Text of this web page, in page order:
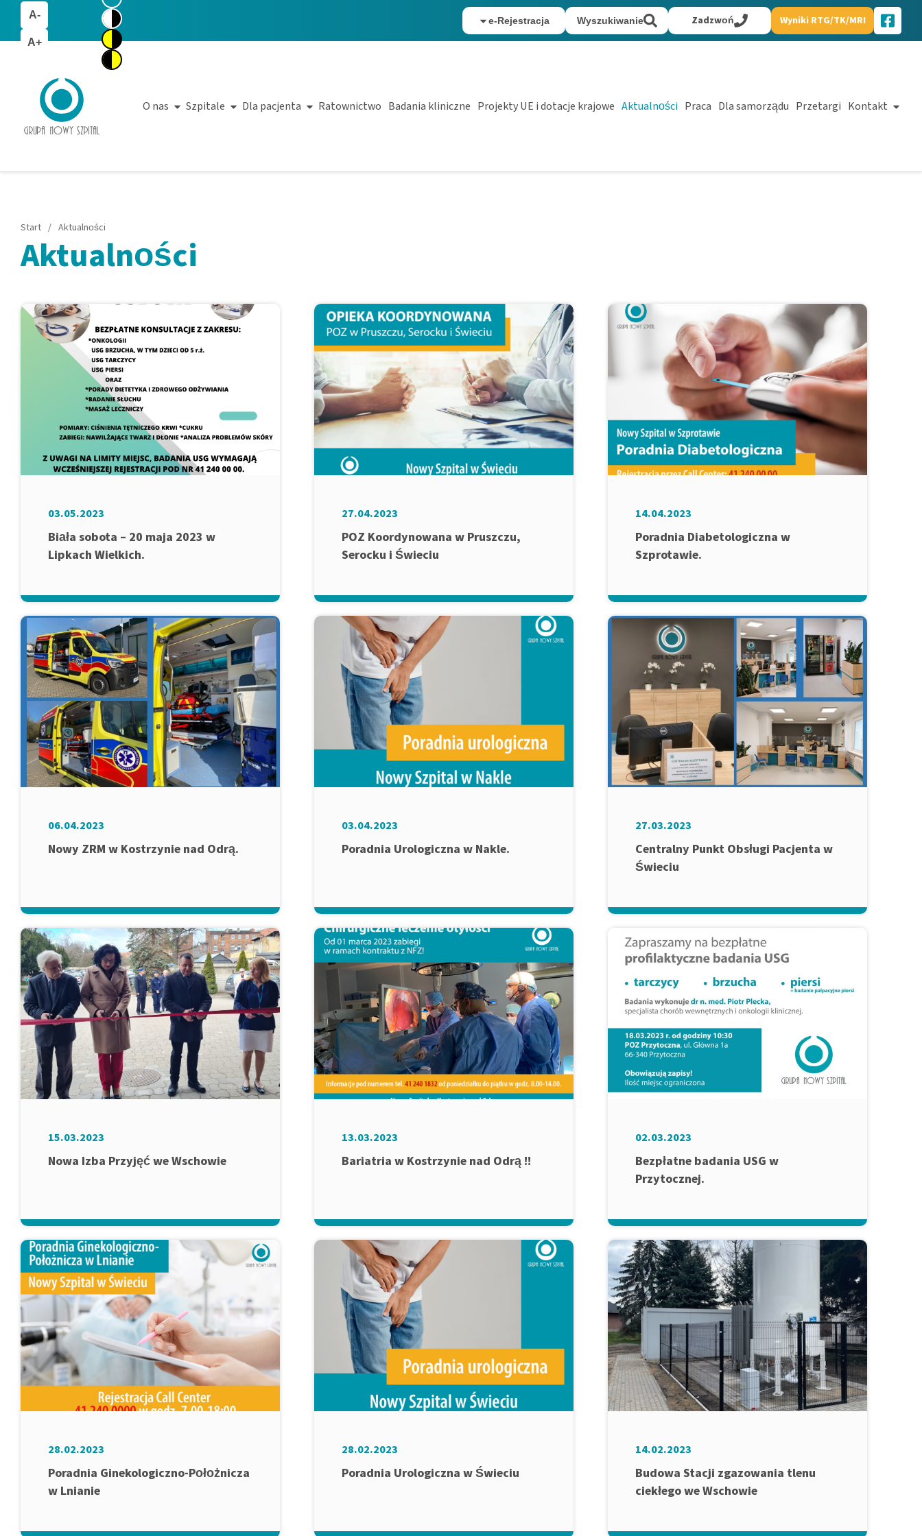
A-
A+
e-Rejestracja Wyszukiwanie Zadzwoń Wyniki RTG/TK/MRI
O nas Szpitale Dla pacjenta Ratownictwo Badania kliniczne Projekty UE i dotacje krajowe Aktualności Praca Dla samorządu Przetargi Kontakt
Start / Aktualności
Aktualności
03.05.2023
Biała sobota – 20 maja 2023 w
Lipkach Wielkich.
27.04.2023
POZ Koordynowana w Pruszczu,
Serocku i Świeciu
14.04.2023
Poradnia Diabetologiczna w
Szprotawie.
06.04.2023
Nowy ZRM w Kostrzynie nad Odrą.
03.04.2023
Poradnia Urologiczna w Nakle.
27.03.2023
Centralny Punkt Obsługi Pacjenta w
Świeciu
15.03.2023
Nowa Izba Przyjęć we Wschowie
13.03.2023
Bariatria w Kostrzynie nad Odrą !!
02.03.2023
Bezpłatne badania USG w
Przytocznej.
28.02.2023
Poradnia Ginekologiczno-Położnicza
w Lnianie
28.02.2023
Poradnia Urologiczna w Świeciu
14.02.2023
Budowa Stacji zgazowania tlenu
ciekłego we Wschowie